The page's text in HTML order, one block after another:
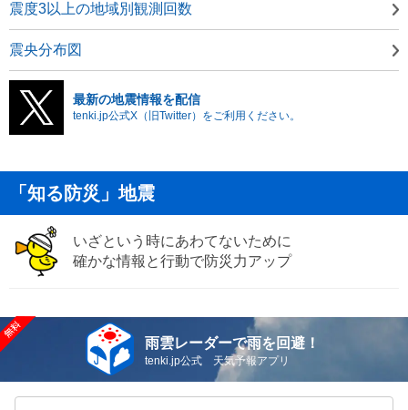
震度3以上の地域別観測回数
震央分布図
最新の地震情報を配信
tenki.jp公式X（旧Twitter）をご利用ください。
「知る防災」地震
いざという時にあわてないために
確かな情報と行動で防災力アップ
雨雲レーダーで雨を回避！
tenki.jp公式 天気予報アプリ